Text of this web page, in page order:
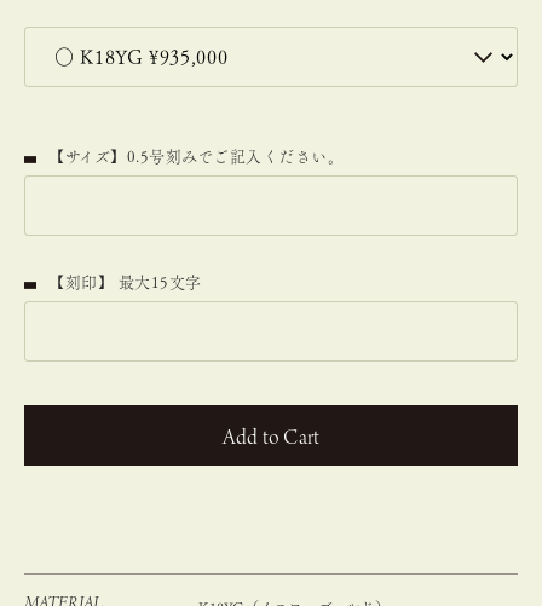
【サイズ】0.5号刻みでご記入ください。
【刻印】 最大15文字
カートに入れる